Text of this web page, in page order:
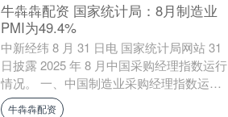
牛犇犇配资 国家统计局：8月制造业
PMI为49.4%
中新经纬 8 月 31 日电 国家统计局网站 31
日披露 2025 年 8 月中国采购经理指数运行
情况。 一、中国制造业采购经理指数运行
情况 8 月份，制造业....
牛犇犇配资